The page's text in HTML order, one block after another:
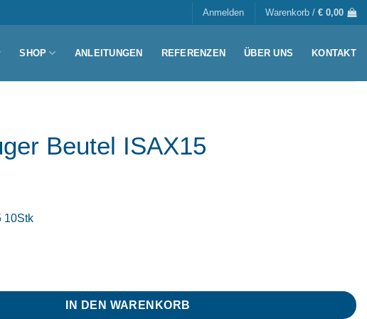
Anmelden Warenkorb /€ 0,00
SHOP ANLEITUNGEN REFERENZEN ÜBER UNS KONTAKT
Beutel ISAX15
10Stk
Menge
IN DEN WARENKORB